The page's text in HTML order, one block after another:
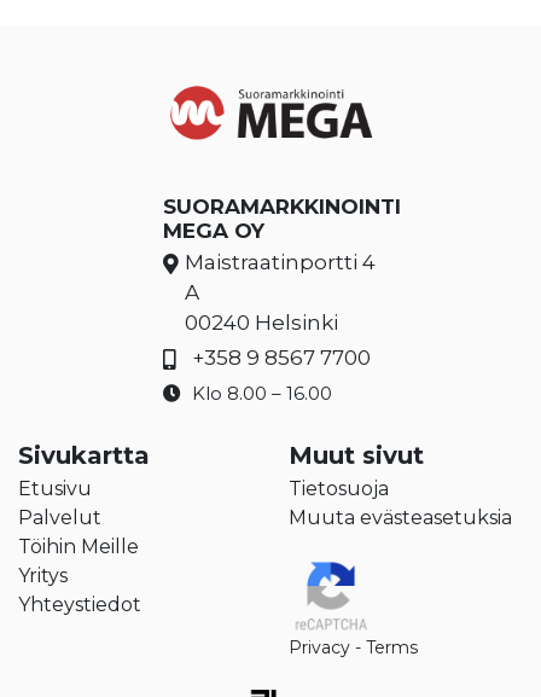
SUORAMARKKINOINTI
MEGA OY
Maistraatinportti 4
A
00240 Helsinki
+358 9 8567 7700
Klo 8.00 – 16.00
Sivukartta
Etusivu
Palvelut
Töihin Meille
Yritys
Yhteystiedot
Muut sivut
Tietosuoja
Muuta evästeasetuksia
Privacy - Terms